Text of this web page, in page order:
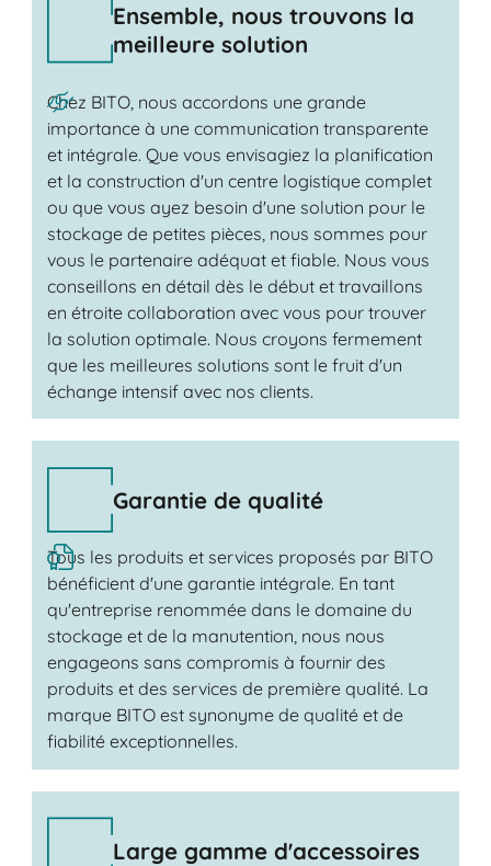
Ensemble, nous trouvons la
meilleure solution
Chez BITO, nous accordons une grande
importance à une communication transparente
et intégrale. Que vous envisagiez la planification
et la construction d'un centre logistique complet
ou que vous ayez besoin d'une solution pour le
stockage de petites pièces, nous sommes pour
vous le partenaire adéquat et fiable. Nous vous
conseillons en détail dès le début et travaillons
en étroite collaboration avec vous pour trouver
la solution optimale. Nous croyons fermement
que les meilleures solutions sont le fruit d'un
échange intensif avec nos clients.
Garantie de qualité
Tous les produits et services proposés par BITO
bénéficient d'une garantie intégrale. En tant
qu'entreprise renommée dans le domaine du
stockage et de la manutention, nous nous
engageons sans compromis à fournir des
produits et des services de première qualité. La
marque BITO est synonyme de qualité et de
fiabilité exceptionnelles.
Large gamme d'accessoires